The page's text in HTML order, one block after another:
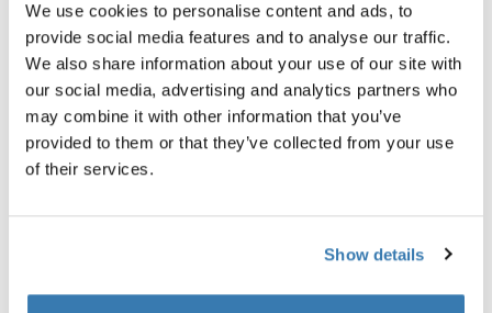
We use cookies to personalise content and ads, to
provide social media features and to analyse our traffic.
We also share information about your use of our site with
our social media, advertising and analytics partners who
may combine it with other information that you’ve
provided to them or that they’ve collected from your use
of their services.
Show details
cadeado com cabo TSA
R$ 169,00
capa de chuva universal
mochila
R$ 319,00
Descrição do produto